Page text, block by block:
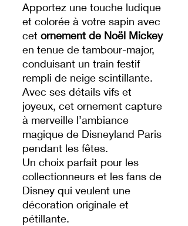
Apportez une touche ludique
et colorée à votre sapin avec
cet ornement de Noël Mickey
en tenue de tambour-major,
conduisant un train festif
rempli de neige scintillante.
Avec ses détails vifs et
joyeux, cet ornement capture
à merveille l’ambiance
magique de Disneyland Paris
pendant les fêtes.
Un choix parfait pour les
collectionneurs et les fans de
Disney qui veulent une
décoration originale et
pétillante.